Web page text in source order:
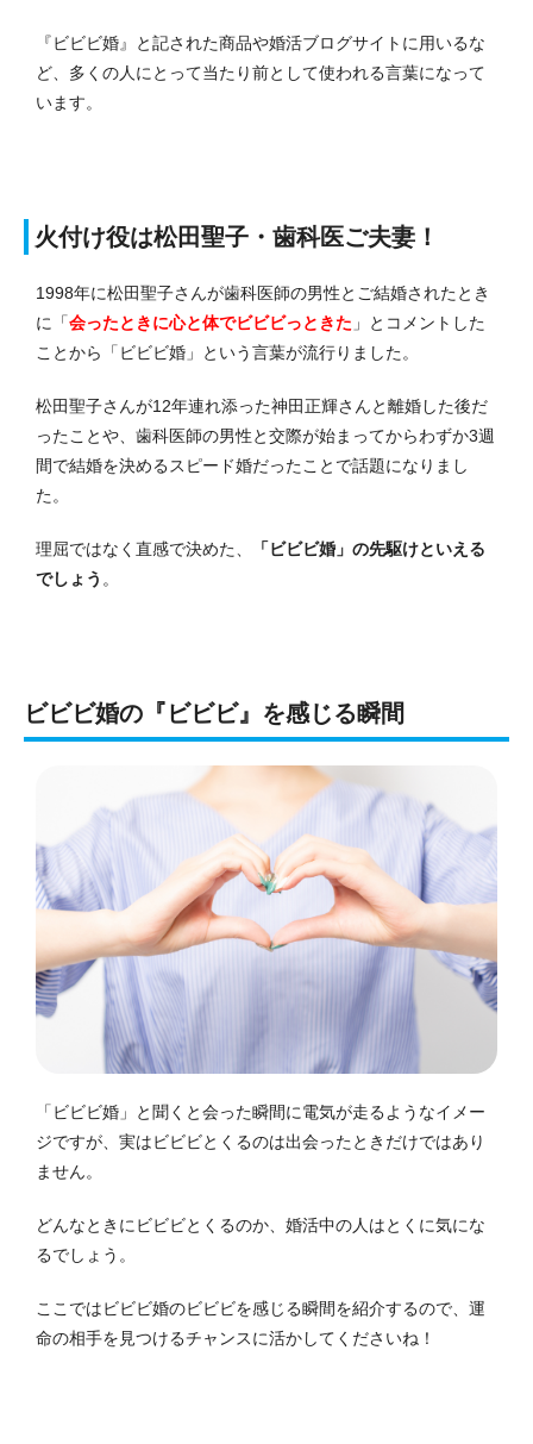
『ビビビ婚』と記された商品や婚活ブログサイトに用いるな
ど、多くの人にとって当たり前として使われる言葉になって
います。
火付け役は松田聖子・歯科医ご夫妻！
1998年に松田聖子さんが歯科医師の男性とご結婚されたとき
に「会ったときに心と体でビビビっときた 」とコメントした
ことから「ビビビ婚」という言葉が流行りました。
松田聖子さんが12年連れ添った神田正輝さんと離婚した後だ
ったことや、歯科医師の男性と交際が始まってからわずか3週
間で結婚を決めるスピード婚だったことで話題になりまし
た。
理屈ではなく直感で決めた、
「ビビビ婚」の先駆けといえる
でしょう 。
ビビビ婚の『ビビビ』を感じる瞬間
「ビビビ婚」と聞くと会った瞬間に電気が走るようなイメー
ジですが、実はビビビとくるのは出会ったときだけではあり
ません。
どんなときにビビビとくるのか、婚活中の人はとくに気にな
るでしょう。
ここではビビビ婚のビビビを感じる瞬間を紹介するので、運
命の相手を見つけるチャンスに活かしてくださいね！